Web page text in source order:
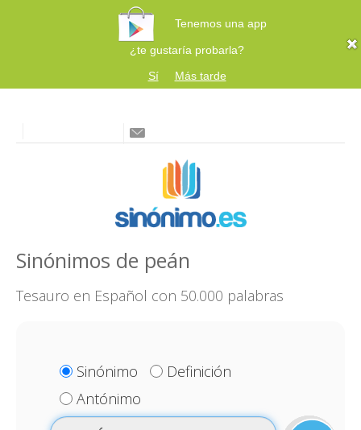
Tenemos una app
¿te gustaría probarla?
Sí
Más tarde
Sinónimos de peán
Tesauro en Español con 50.000 palabras
Sinónimo
Definición
Antónimo